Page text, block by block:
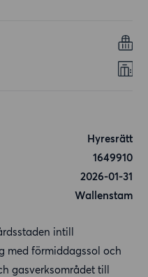
Hyresrätt
1649910
2026-01-31
Wallenstam
intill
med förmiddagssol och
gasverksområdet till